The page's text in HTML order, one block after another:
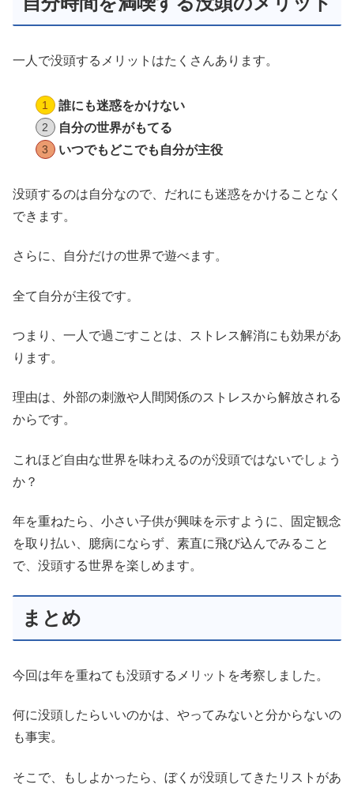
一人で没頭するメリットはたくさんあります。
誰にも迷惑をかけない
自分の世界がもてる
いつでもどこでも自分が主役
没頭するのは自分なので、だれにも迷惑をかけることなく
できます。
さらに、自分だけの世界で遊べます。
全て自分が主役です。
つまり、一人で過ごすことは、ストレス解消にも効果があ
ります。
理由は、外部の刺激や人間関係のストレスから解放される
からです。
これほど自由な世界を味わえるのが没頭ではないでしょう
か？
年を重ねたら、小さい子供が興味を示すように、固定観念
を取り払い、臆病にならず、素直に飛び込んでみること
で、没頭する世界を楽しめます。
まとめ
今回は年を重ねても没頭するメリットを考察しました。
何に没頭したらいいのかは、やってみないと分からないの
も事実。
そこで、もしよかったら、ぼくが没頭してきたリストがあ